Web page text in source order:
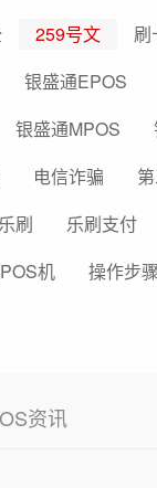
259号文 刷
银盛通EPOS
银盛通MPOS
电信诈骗
乐刷 乐刷支付
机 操作步骤
资讯